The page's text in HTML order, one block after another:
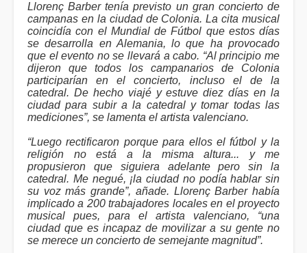
Llorenç Barber tenía previsto un gran concierto de
campanas en la ciudad de Colonia. La cita musical
coincidía con el Mundial de Fútbol que estos días
se desarrolla en Alemania, lo que ha provocado
que el evento no se llevará a cabo. “Al principio me
dijeron que todos los campanarios de Colonia
participarían en el concierto, incluso el de la
catedral. De hecho viajé y estuve diez días en la
ciudad para subir a la catedral y tomar todas las
mediciones”, se lamenta el artista valenciano.
“Luego rectificaron porque para ellos el fútbol y la
religión no está a la misma altura... y me
propusieron que siguiera adelante pero sin la
catedral. Me negué, ¡la ciudad no podía hablar sin
su voz más grande”, añade. Llorenç Barber había
implicado a 200 trabajadores locales en el proyecto
musical pues, para el artista valenciano, “una
ciudad que es incapaz de movilizar a su gente no
se merece un concierto de semejante magnitud”.